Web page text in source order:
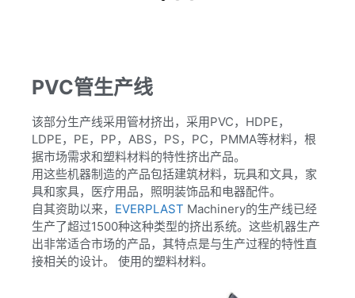
PVC管生产线
该部分生产线采用管材挤出，采用PVC，HDPE，
LDPE，PE，PP，ABS，PS，PC，PMMA等材料，根
据市场需求和塑料材料的特性挤出产品。
用这些机器制造的产品包括建筑材料，玩具和文具，家
具和家具，医疗用品，照明装饰品和电器配件。
自其资助以来， EVERPLAST Machinery的生产线已经
生产了超过1500种这种类型的挤出系统。这些机器生产
出非常适合市场的产品，其特点是与生产过程的特性直
接相关的设计。 使用的塑料材料。